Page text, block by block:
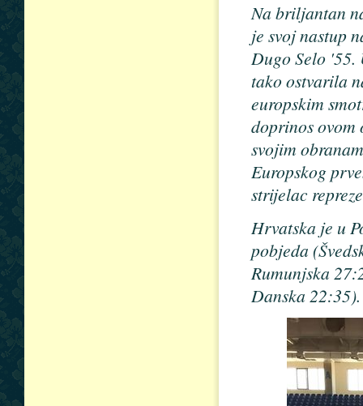
Na briljantan
je svoj nastup
Dugo Selo '55.
tako ostvarila
europskim
doprinos ovom
svojim
Europskog
strijelac
Hrvatska je u
pobjeda
Rumunjska
Danska 22:35).